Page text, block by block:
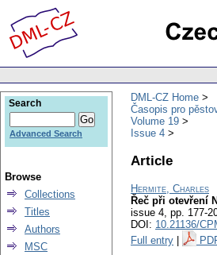
DML-CZ Home
Časopis pro
Volume 19
Issue 4
Article
Hermite, Charles
Řeč při otevření
issue 4, pp. 177-
DOI: 10.21136/
Full entry
Search
Advanced Search
Browse
Collections
Titles
Authors
MSC